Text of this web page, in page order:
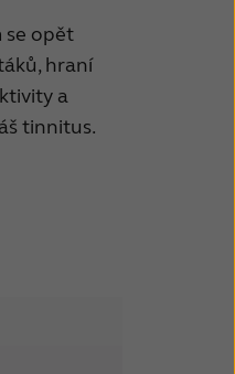
se opět
hraní
a
tinnitus.